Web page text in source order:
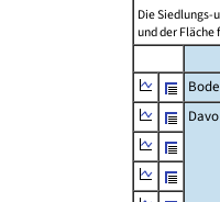
Die Siedlungs-
und der Fläche